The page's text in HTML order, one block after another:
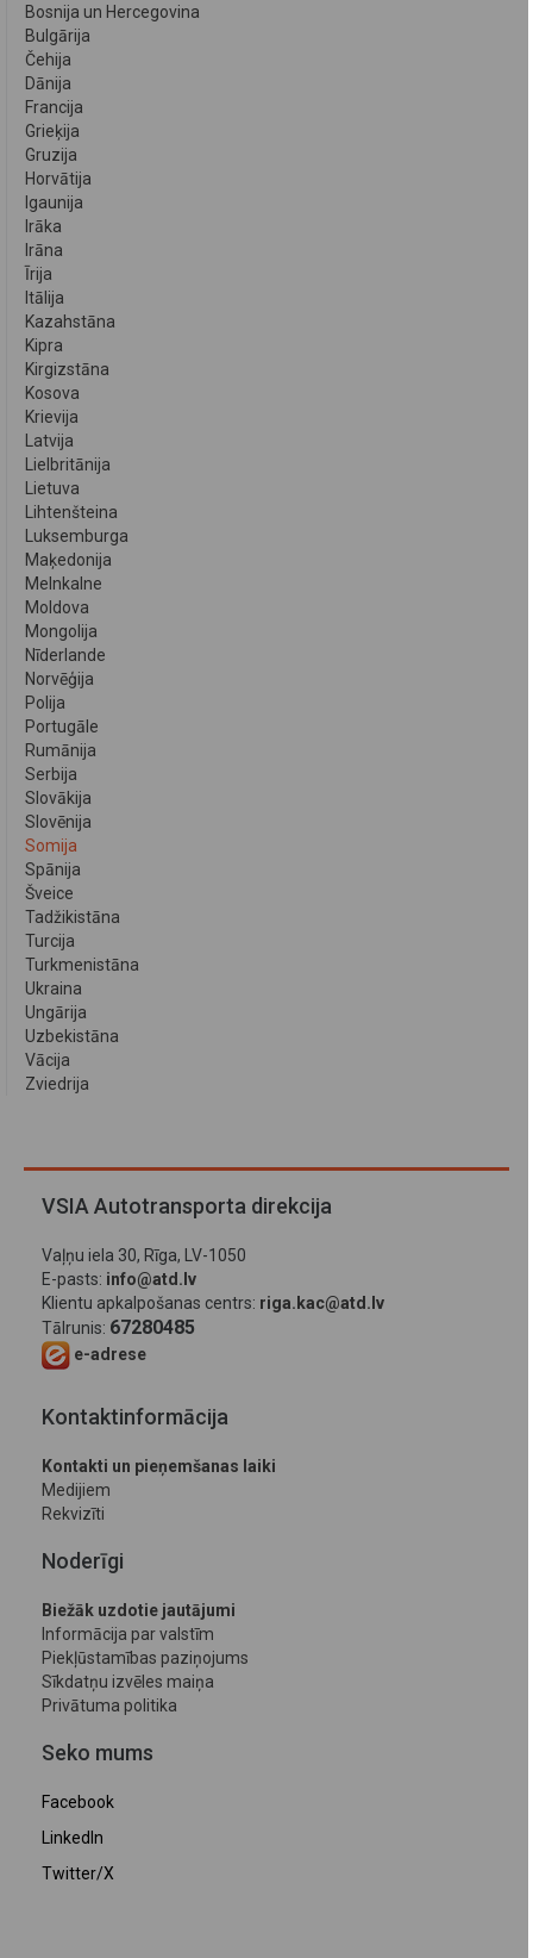
Bosnija un Hercegovina
Bulgārija
Čehija
Dānija
Francija
Grieķija
Gruzija
Horvātija
Igaunija
Irāka
Irāna
Īrija
Itālija
Kazahstāna
Kipra
Kirgizstāna
Kosova
Krievija
Latvija
Lielbritānija
Lietuva
Lihtenšteina
Luksemburga
Maķedonija
Melnkalne
Moldova
Mongolija
Nīderlande
Norvēģija
Polija
Portugāle
Rumānija
Serbija
Slovākija
Slovēnija
Somija
Spānija
Šveice
Tadžikistāna
Turcija
Turkmenistāna
Ukraina
Ungārija
Uzbekistāna
Vācija
Zviedrija
VSIA Autotransporta direkcija
Vaļņu iela 30, Rīga, LV-1050
E-pasts: info@atd.lv
Klientu apkalpošanas centrs: riga.kac@atd.lv
Tālrunis: 67280485
e-adrese
Kontaktinformācija
Kontakti un pieņemšanas laiki
Medijiem
Rekvizīti
Noderīgi
Biežāk uzdotie jautājumi
Informācija par valstīm
Piekļūstamības paziņojums
Sīkdatņu izvēles maiņa
Privātuma politika
Seko mums
Facebook
LinkedIn
Twitter/X